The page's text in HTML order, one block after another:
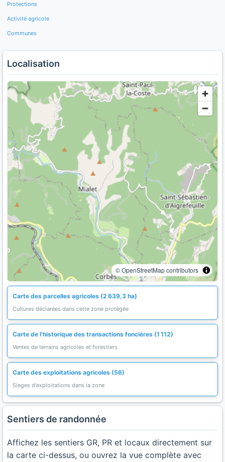
Protections
Activité agricole
Communes
Localisation
© OpenStreetMap contributors
Carte des parcelles agricoles (2 639,3 ha)
Cultures déclarées dans cette zone protégée
Carte de l'historique des transactions foncières (1 112)
Ventes de terrains agricoles et forestiers
Carte des exploitations agricoles (56)
Sieges d'exploitations dans la zone
Sentiers de randonnée
Affichez les sentiers GR, PR et locaux directement sur
la carte ci-dessus, ou ouvrez la vue complète avec